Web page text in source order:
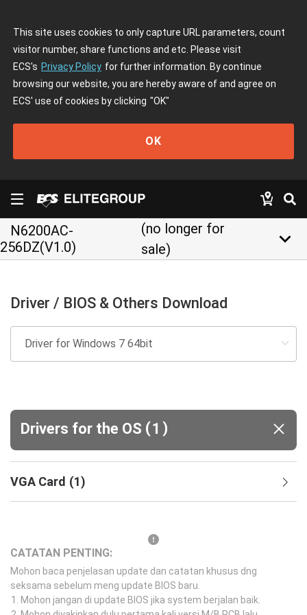
This site uses cookies to only capture URL parameters, count
visitor number, share functions and etc. Please visit
ECS's Privacy Policy for further information. By continue
browsing our website, you are hereby aware of and agree on
ECS' use of cookies by clicking "OK"
OK
N6200AC-
256DZ(V1.0)
(no longer for
sale)
keyboard_arrow_down
Driver / BIOS & Others Download
Drivers for the OS (1 )
VGA Card (1)
CATATAN PENTING:
Mohon baca penjelasan update dan catatan khusus dng
seksama sebelum meng update BIOS baru.
Mohon jangan di update BIOS jika system berjalan baik.